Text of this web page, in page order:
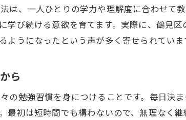
公文式教材で小学生先取りを進める方
小学生先取りに役立つ日常学習の工夫
自学力アップへ導く先取り学習の秘訣
小学生先取りで育つ自学自習の力とは
は、一人ひとりの学力や理解度に合わせて
学び続ける意欲を育てます。実際に、鶴見
うになったという声が多く寄せられていま
ら
の勉強習慣を身につけることです。毎日決
初は短時間でも構わないので、無理なく継